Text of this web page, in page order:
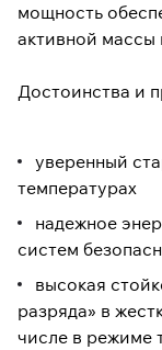
мощность
активной массы
Достоинства и
уверенный
температурах
надежное
систем
высокая
разряда» в
числе в режиме